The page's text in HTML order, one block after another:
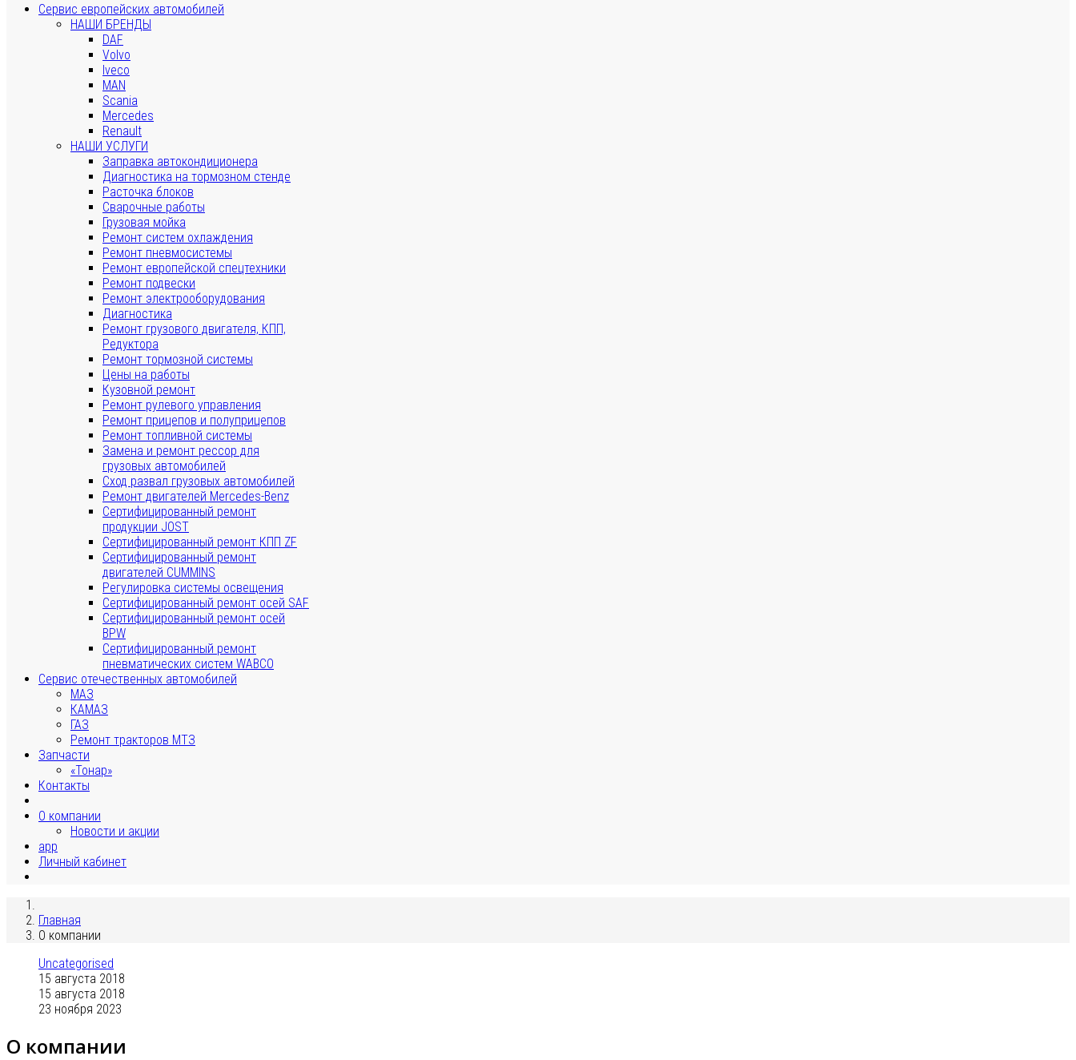
Сервис европейских автомобилей
НАШИ БРЕНДЫ
DAF
Volvo
Iveco
MAN
Scania
Mercedes
Renault
НАШИ УСЛУГИ
Заправка автокондиционера
Диагностика на тормозном стенде
Расточка блоков
Сварочные работы
Грузовая мойка
Ремонт систем охлаждения
Ремонт пневмосистемы
Ремонт европейской спецтехники
Ремонт подвески
Ремонт электрооборудования
Диагностика
Ремонт грузового двигателя, КПП,
Редуктора
Ремонт тормозной системы
Цены на работы
Кузовной ремонт
Ремонт рулевого управления
Ремонт прицепов и полуприцепов
Ремонт топливной системы
Замена и ремонт рессор для
грузовых автомобилей
Сход развал грузовых автомобилей
Ремонт двигателей Mercedes-Benz
Сертифицированный ремонт
продукции JOST
Сертифицированный ремонт КПП ZF
Сертифицированный ремонт
двигателей CUMMINS
Регулировка системы освещения
Сертифицированный ремонт осей SAF
Сертифицированный ремонт осей
BPW
Сертифицированный ремонт
пневматических систем WABCO
Сервис отечественных автомобилей
МАЗ
КАМАЗ
ГАЗ
Ремонт тракторов МТЗ
Запчасти
«Тонар»
Контакты
О компании
Новости и акции
app
Личный кабинет
Главная
О компании
Uncategorised
15 августа 2018
15 августа 2018
23 ноября 2023
О компании